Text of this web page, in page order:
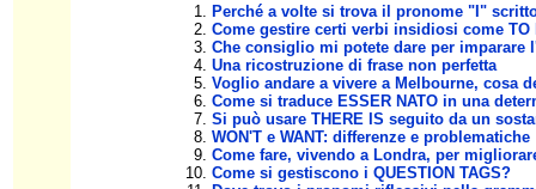
Perché a volte si trova il pronome "I"
Come gestire certi verbi insidiosi come TO
Che consiglio mi potete dare per imparare
Una ricostruzione di frase non perfetta
Voglio andare a vivere a Melbourne, cosa
Come si traduce ESSER NATO in una
Si può usare THERE IS seguito da un
WON'T e WANT: differenze e problematiche
Come fare, vivendo a Londra, per
Come si gestiscono i QUESTION TAGS?